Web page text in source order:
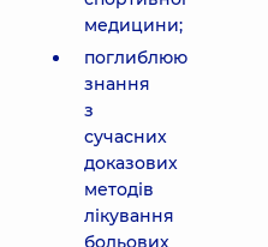
медицини;
поглиблюю
знання
з
сучасних
доказових
методів
лікування
больових